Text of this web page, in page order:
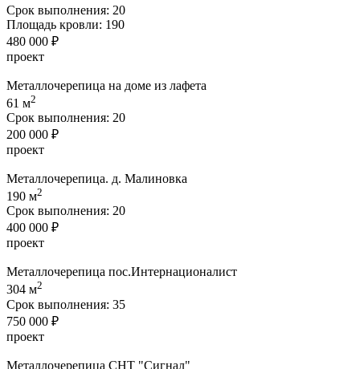
Срок выполнения: 20
Площадь кровли: 190
480 000 ₽
проект
Металлочерепица на доме из лафета
61 м2
Срок выполнения: 20
200 000 ₽
проект
Металлочерепица. д. Малиновка
190 м2
Срок выполнения: 20
400 000 ₽
проект
Металлочерепица пос.Интернационалист
304 м2
Срок выполнения: 35
750 000 ₽
проект
Металлочерепица СНТ "Сигнал"